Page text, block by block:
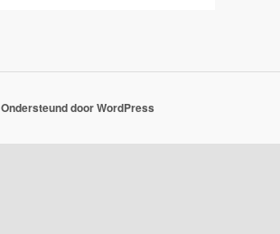
Ondersteund door WordPress